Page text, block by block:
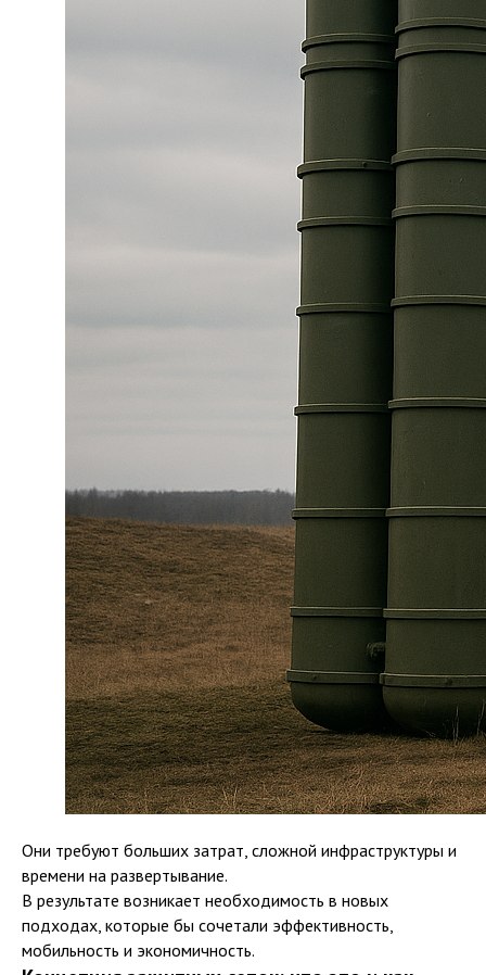
Они требуют больших затрат, сложной инфраструктуры и
времени на развертывание.
В результате возникает необходимость в новых
подходах, которые бы сочетали эффективность,
мобильность и экономичность.